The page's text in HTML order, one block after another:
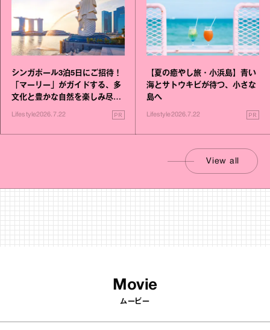
シンガポール3泊5日にご招待！
「マーリー」がガイドする、多
文化と豊かな自然を楽しみ尽く
Lifestyle2026.7.22 PR
【夏の癒やし旅・小浜島】青い
海とサトウキビが待つ、小さな
島へ
Lifestyle2026.7.22 PR
View all
Movie
ムービー